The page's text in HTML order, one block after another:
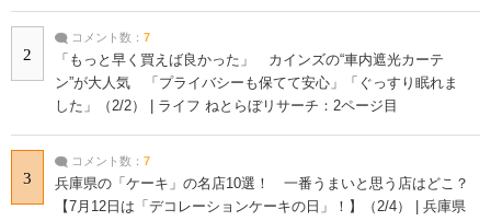
2
コメント数： 7
「もっと早く買えば良かった」 カインズの“車内遮光カーテ
ン”が大人気 「プライバシーも保てて安心」「ぐっすり眠れま
した」（2/2） | ライフ ねとらぼリサーチ：2ページ目
3
コメント数： 7
兵庫県の「ケーキ」の名店10選！ 一番うまいと思う店はどこ？
【7月12日は「デコレーションケーキの日」！】（2/4） | 兵庫県